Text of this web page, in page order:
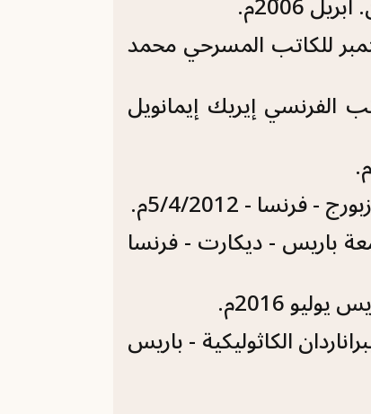
الفرنسية لمسرحية ما الذي جرى في 11 سبتمبر للكاتب المسرحي محمد
الفرنسي إيريك إيمانويل
- 5/4/2012م.
شارلي 2015م - مؤتمر - جامعة باريس - ديكارت - فرنسا
2016م.
الكاثوليكية - باريس